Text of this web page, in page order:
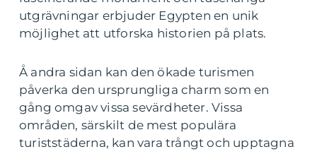
utgrävningar erbjuder Egypten en unik
möjlighet att utforska historien på plats.
Å andra sidan kan den ökade turismen
påverka den ursprungliga charm som en
gång omgav vissa sevärdheter. Vissa
områden, särskilt de mest populära
turiststäderna, kan vara trångt och upptagna